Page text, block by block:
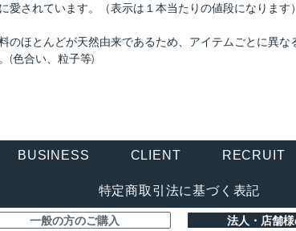
愛されています。（表示は１本当たりの値段になります）
のほとんどが天然由来であるため、アイテムごとに異な
(色合い、粒子等)
BUSINESS CLIENT RECRUIT
特定商取引法に基づく表記
一般の方のご購入 法人・店舗